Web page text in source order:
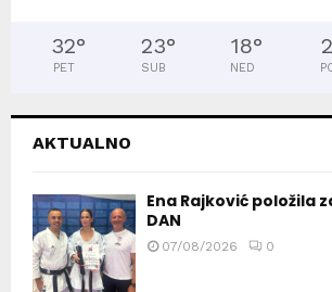
32°
PET
23°
SUB
18°
NED
AKTUALNO
Ena Rajković položila
DAN
07/08/2026 0